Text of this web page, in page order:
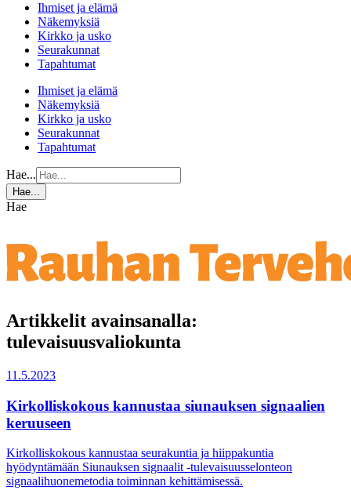
Ihmiset ja elämä
Näkemyksiä
Kirkko ja usko
Seurakunnat
Tapahtumat
Ihmiset ja elämä
Näkemyksiä
Kirkko ja usko
Seurakunnat
Tapahtumat
Hae...
Hae...
Hae
Artikkelit avainsanalla:
tulevaisuusvaliokunta
11.5.2023
Kirkolliskokous kannustaa siunauksen signaalien
keruuseen
Kirkolliskokous kannustaa seurakuntia ja hiippakuntia
hyödyntämään Siunauksen signaalit -tulevaisuusselonteon
signaalihuonemetodia toiminnan kehittämisessä.